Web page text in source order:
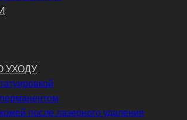
УХОДУ
после лазерного удаления